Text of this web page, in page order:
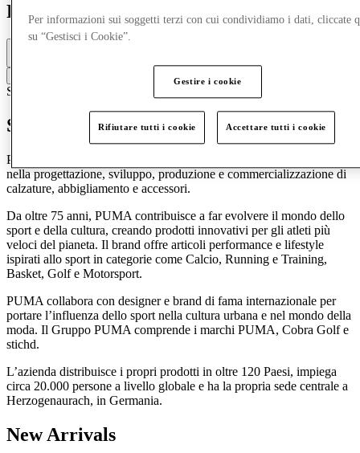
Puma
Scarpe
Scopri PUMA
PUMA è uno dei principali brand sportivi al mondo, specializzato
nella progettazione, sviluppo, produzione e commercializzazione di
calzature, abbigliamento e accessori.
Da oltre 75 anni, PUMA contribuisce a far evolvere il mondo dello
sport e della cultura, creando prodotti innovativi per gli atleti più
veloci del pianeta. Il brand offre articoli performance e lifestyle
ispirati allo sport in categorie come Calcio, Running e Training,
Basket, Golf e Motorsport.
PUMA collabora con designer e brand di fama internazionale per
portare l’influenza dello sport nella cultura urbana e nel mondo della
moda. Il Gruppo PUMA comprende i marchi PUMA, Cobra Golf e
stichd.
L’azienda distribuisce i propri prodotti in oltre 120 Paesi, impiega
circa 20.000 persone a livello globale e ha la propria sede centrale a
Herzogenaurach, in Germania.
New Arrivals
Per informazioni sui soggetti terzi con cui condividiamo i dati, cliccate
su “Gestisci i Cookie”.
Gestire i cookie
Rifiutare tutti i cookie Accettare tutti i cookie